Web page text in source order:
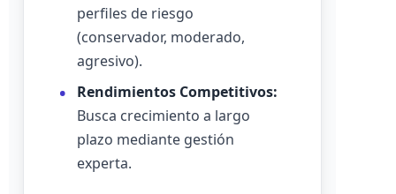
perfiles de riesgo
(conservador, moderado,
agresivo).
Rendimientos Competitivos:
Busca crecimiento a largo
plazo mediante gestión
experta.